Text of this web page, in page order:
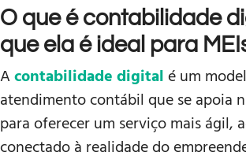
O que é contabilidade
que ela é ideal para
Acontabilidade digitalé um
atendimento contábil que se apoia
para oferecer um serviço mais ágil,